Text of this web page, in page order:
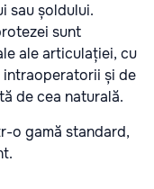
sau șoldului.
sunt
ale articulației, cu
și de
de cea naturală.
o gamă standard,